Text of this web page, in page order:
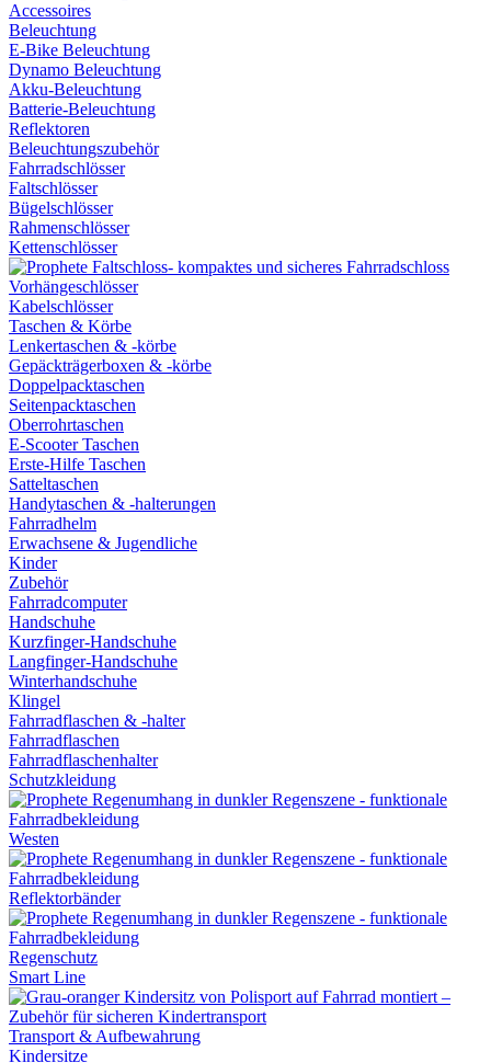
Accessoires
Beleuchtung
E-Bike Beleuchtung
Dynamo Beleuchtung
Akku-Beleuchtung
Batterie-Beleuchtung
Reflektoren
Beleuchtungszubehör
Fahrradschlösser
Faltschlösser
Bügelschlösser
Rahmenschlösser
Kettenschlösser
Vorhängeschlösser
Kabelschlösser
Taschen & Körbe
Lenkertaschen & -körbe
Gepäckträgerboxen & -körbe
Doppelpacktaschen
Seitenpacktaschen
Oberrohrtaschen
E-Scooter Taschen
Erste-Hilfe Taschen
Satteltaschen
Handytaschen & -halterungen
Fahrradhelm
Erwachsene & Jugendliche
Kinder
Zubehör
Fahrradcomputer
Handschuhe
Kurzfinger-Handschuhe
Langfinger-Handschuhe
Winterhandschuhe
Klingel
Fahrradflaschen & -halter
Fahrradflaschen
Fahrradflaschenhalter
Schutzkleidung
Westen
Reflektorbänder
Regenschutz
Smart Line
Transport & Aufbewahrung
Kindersitze